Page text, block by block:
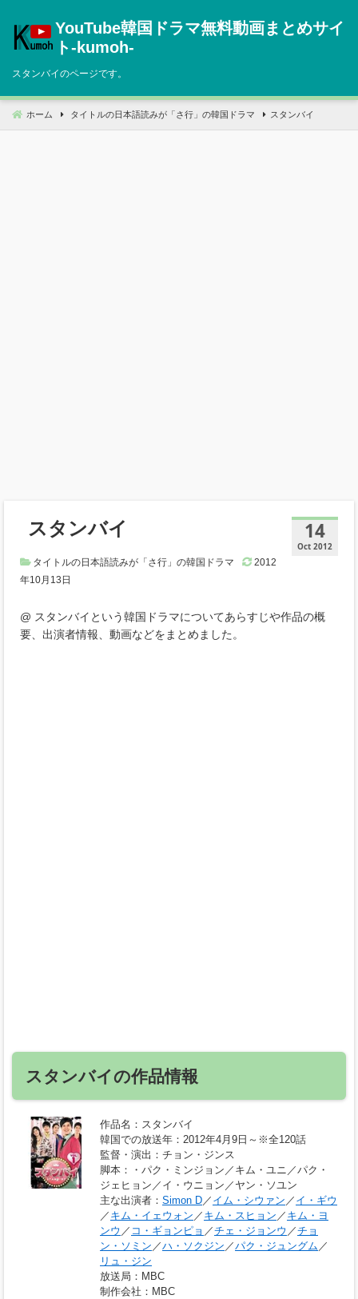
へ
動
YouTube韓国ドラマ無料動画まとめサイ
ト‐kumoh‐
スタンバイのページです。
ホーム タイトルの日本語読みが「さ行」の韓国ドラマ スタンバイ
14
Oct 2012
スタンバイ
タイトルの日本語読みが「さ行」の韓国ドラマ
2012
年10月13日
@ スタンバイという韓国ドラマについてあらすじや作品の概
要、出演者情報、動画などをまとめました。
スタンバイの作品情報
作品名 ：スタンバイ
韓国での放送年 ：2012年4月9日～※全120話
監督・演出 ：チョン・ジンス
脚本 ：・パク・ミンジョン／キム・ユニ／パク・
ジェヒョン／イ・ウニョン／ヤン・ソユン
主な出演者 ： Simon D／ イム・シウァン ／ イ・ギウ
／ キム・イェウォン ／ キム・スヒョン ／ キム・ヨ
ンウ ／ コ・ギョンピョ ／チェ・ジョンウ ／チョ
ン・ソミン ／ハ・ソクジン ／パク・ジュングム ／
リュ・ジン
放送局 ：MBC
制作会社 ：MBC